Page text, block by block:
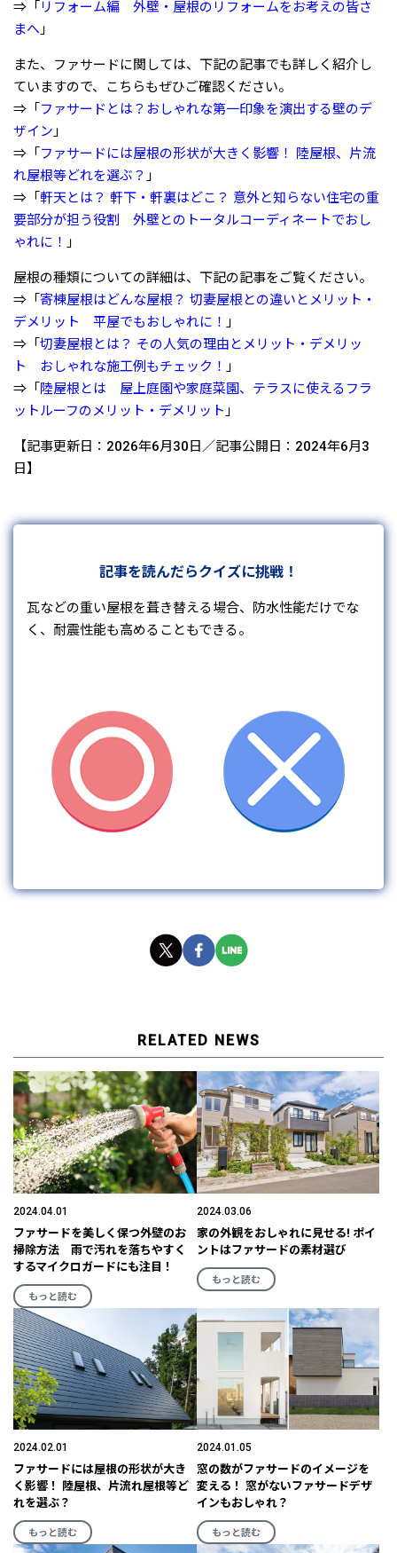
⇒「 リフォーム編 外壁・屋根のリフォームをお考えの皆さ
まへ 」
また、ファサードに関しては、下記の記事でも詳しく紹介し
ていますので、こちらもぜひご確認ください。
⇒「 ファサードとは？おしゃれな第一印象を演出する壁のデ
ザイン 」
⇒「 ファサードには屋根の形状が大きく影響！ 陸屋根、片流
れ屋根等どれを選ぶ？ 」
⇒「 軒天とは？ 軒下・軒裏はどこ？ 意外と知らない住宅の重
要部分が担う役割 外壁とのトータルコーディネートでおし
ゃれに！ 」
屋根の種類についての詳細は、下記の記事をご覧ください。
⇒「 寄棟屋根はどんな屋根？ 切妻屋根との違いとメリット・
デメリット 平屋でもおしゃれに！ 」
⇒「 切妻屋根とは？ その人気の理由とメリット・デメリッ
ト おしゃれな施工例もチェック！ 」
⇒「 陸屋根とは 屋上庭園や家庭菜園、テラスに使えるフラ
ットルーフのメリット・デメリット 」
【記事更新日：2026年6月30日／記事公開日：2024年6月3
日】
記事を読んだらクイズに挑戦！
瓦などの重い屋根を葺き替える場合、防水性能だけでな
く、耐震性能も高めることもできる。
RELATED NEWS
2024.04.01
ファサードを美しく保つ外壁のお
掃除方法 雨で汚れを落ちやすく
するマイクロガードにも注目！
もっと読む
2024.03.06
家の外観をおしゃれに見せる! ポイ
ントはファサードの素材選び
もっと読む
2024.02.01
ファサードには屋根の形状が大き
く影響！ 陸屋根、片流れ屋根等ど
れを選ぶ？
もっと読む
2024.01.05
窓の数がファサードのイメージを
変える！ 窓がないファサードデザ
インもおしゃれ？
もっと読む